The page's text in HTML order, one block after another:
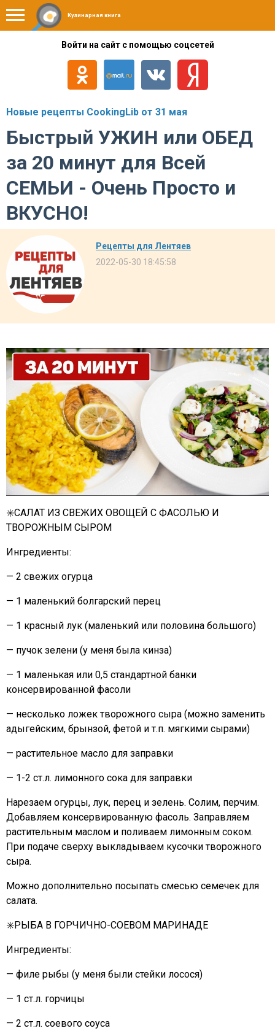
Кулинарная книга
Войти на сайт с помощью соцсетей
Новые рецепты CookingLib от 31 мая
Быстрый УЖИН или ОБЕД
за 20 минут для Всей
СЕМЬИ - Очень Просто и
ВКУСНО!
Рецепты для Лентяев
2022-05-30 18:45:58
✳️САЛАТ ИЗ СВЕЖИХ ОВОЩЕЙ С ФАСОЛЬЮ И
ТВОРОЖНЫМ СЫРОМ
Ингредиенты:
— 2 свежих огурца
— 1 маленький болгарский перец
— 1 красный лук (маленький или половина большого)
— пучок зелени (у меня была кинза)
— 1 маленькая или 0,5 стандартной банки
консервированной фасоли
— несколько ложек творожного сыра (можно заменить
адыгейским, брынзой, фетой и т.п. мягкими сырами)
— растительное масло для заправки
— 1-2 ст.л. лимонного сока для заправки
Нарезаем огурцы, лук, перец и зелень. Солим, перчим.
Добавляем консервированную фасоль. Заправляем
растительным маслом и поливаем лимонным соком.
При подаче сверху выкладываем кусочки творожного
сыра.
Можно дополнительно посыпать смесью семечек для
салата.
✳️РЫБА В ГОРЧИЧНО-СОЕВОМ МАРИНАДЕ
Ингредиенты:
— филе рыбы (у меня были стейки лосося)
— 1 ст.л. горчицы
— 2 ст.л. соевого соуса